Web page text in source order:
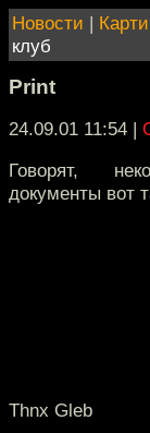
Новости |
клуб
Print
24.09.01 11:54 |
Говорят,
документы вот
Thnx Gleb